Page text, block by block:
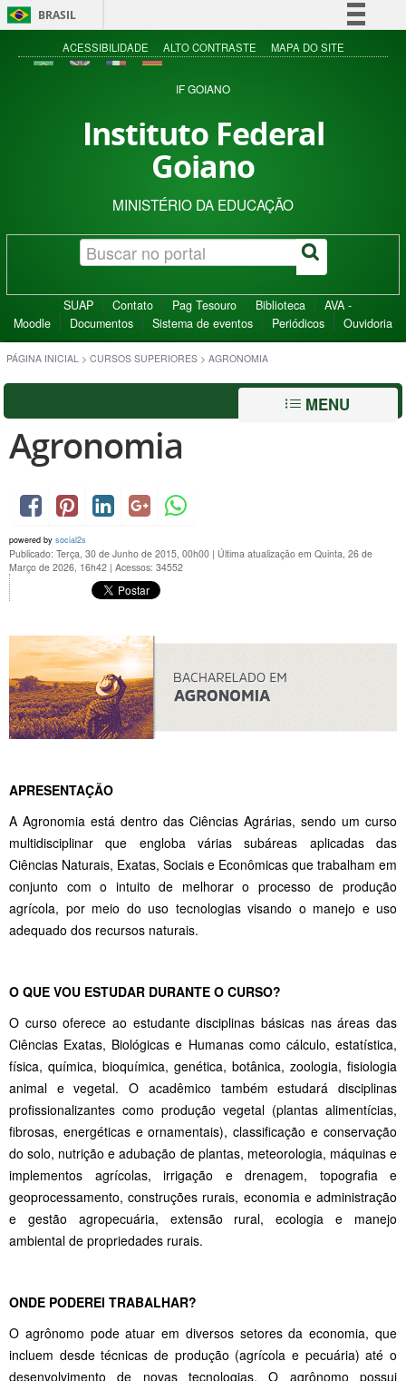
BRASIL
Simplifique!
Acesso à informação
ACESSIBILIDADE ALTO CONTRASTE MAPA DO SITE
IF GOIANO
Instituto Federal
Goiano
MINISTÉRIO DA EDUCAÇÃO
SUAP Contato Pag Tesouro Biblioteca
AVA -
Moodle
Documentos Sistema de eventos Periódicos Ouvidoria
PÁGINA INICIAL > CURSOS SUPERIORES > AGRONOMIA
MENU
Agronomia
powered by social2s
Publicado: Terça, 30 de Junho de 2015, 00h00 | Última atualização em Quinta, 26 de
Março de 2026, 16h42 | Acessos: 34552
APRESENTAÇÃO
A Agronomia está dentro das Ciências Agrárias, sendo um curso
multidisciplinar que engloba várias subáreas aplicadas das
Ciências Naturais, Exatas, Sociais e Econômicas que trabalham em
conjunto com o intuito de melhorar o processo de produção
agrícola, por meio do uso tecnologias visando o manejo e uso
adequado dos recursos naturais.
O QUE VOU ESTUDAR DURANTE O CURSO?
O curso oferece ao estudante disciplinas básicas nas áreas das
Ciências Exatas, Biológicas e Humanas como cálculo, estatística,
física, química, bioquímica, genética, botânica, zoologia, fisiologia
animal e vegetal. O acadêmico também estudará disciplinas
profissionalizantes como produção vegetal (plantas alimentícias,
fibrosas, energéticas e ornamentais), classificação e conservação
do solo, nutrição e adubação de plantas, meteorologia, máquinas e
implementos agrícolas, irrigação e drenagem, topografia e
geoprocessamento, construções rurais, economia e administração
e gestão agropecuária, extensão rural, ecologia e manejo
ambiental de propriedades rurais.
ONDE PODEREI TRABALHAR?
O agrônomo pode atuar em diversos setores da economia, que
incluem desde técnicas de produção (agrícola e pecuária) até o
desenvolvimento de novas tecnologias. O agrônomo possui